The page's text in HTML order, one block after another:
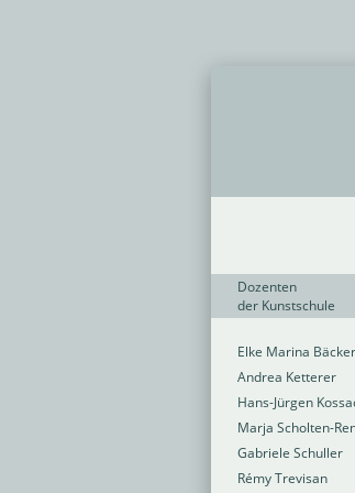
Dozenten
der Kunstschule
Elke Marina Bäcker
Andrea Ketterer
Hans-Jürgen
Marja Scholten-
Gabriele Schuller
Rémy Trevisan